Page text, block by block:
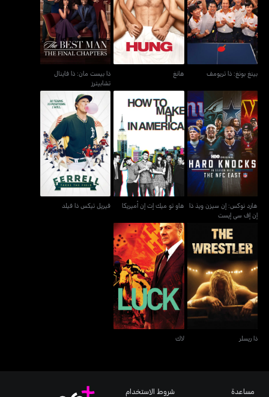
بينغ بونغ: ذا تريومف
بينغ بونغ: ذا تريومف
هانغ
هانغ
ذا بيست مان: ذا فاينال
تشابيترز
ذا بيست مان: ذا فاينال
تشابيترز
هارد نوكس: إن سيزن ويذ ذا
إن إف سي إيست
هارد نوكس: إن سيزن ويذ ذا
إن إف سي إيست
هاو تو ميك إت إن أميريكا
هاو تو ميك إت إن أميريكا
فيريل تيكس ذا فيلد
فيريل تيكس ذا فيلد
ذا ريسلر
ذا ريسلر
لاك
لاك
مساعدة
شروط الاستخدام